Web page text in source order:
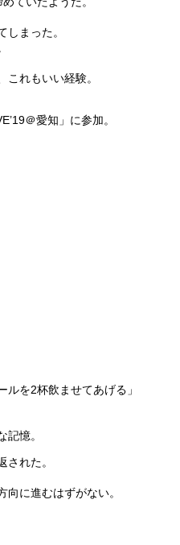
まった。
れもいい経験。
＠愛知」に参加。
を2杯飲ませてあげる」
憶。
れた。
に進むはずがない。